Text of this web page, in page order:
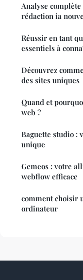
Analyse
rédaction ia
Réussir en tant
essentiels à
Découvrez
des sites uniques
Quand et
web ?
Baguette studio :
unique
Gemeos : votre
webflow efficace
comment choisir
ordinateur